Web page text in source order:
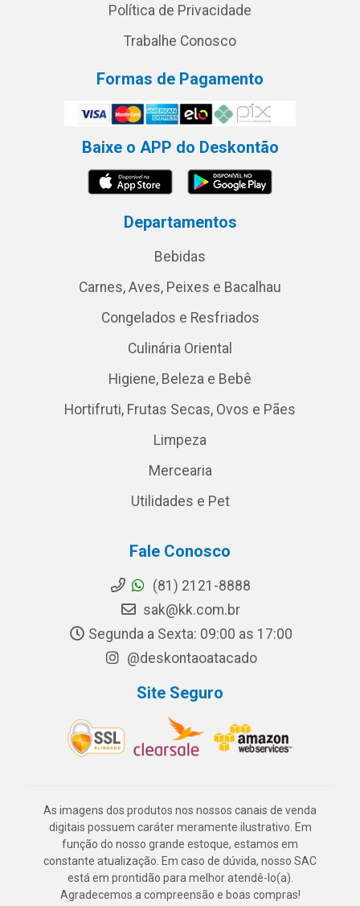
Política de Privacidade
Trabalhe Conosco
Formas de Pagamento
Baixe o APP do Deskontão
Departamentos
Bebidas
Carnes, Aves, Peixes e Bacalhau
Congelados e Resfriados
Culinária Oriental
Higiene, Beleza e Bebê
Hortifruti, Frutas Secas, Ovos e Pães
Limpeza
Mercearia
Utilidades e Pet
Fale Conosco
(81) 2121-8888
sak@kk.com.br
Segunda a Sexta: 09:00 as 17:00
@deskontaoatacado
Site Seguro
As imagens dos produtos nos nossos canais de venda
digitais possuem caráter meramente ilustrativo. Em
função do nosso grande estoque, estamos em
constante atualização. Em caso de dúvida, nosso SAC
está em prontidão para melhor atendê-lo(a).
Agradecemos a compreensão e boas compras!